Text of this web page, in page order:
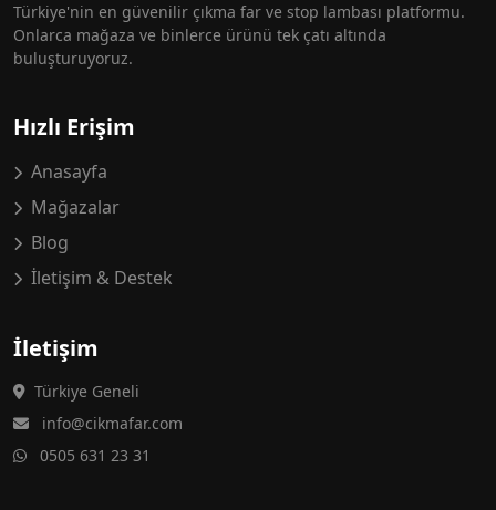
Türkiye'nin en güvenilir çıkma far ve stop lambası platformu.
Onlarca mağaza ve binlerce ürünü tek çatı altında
buluşturuyoruz.
Hızlı Erişim
Anasayfa
Mağazalar
Blog
İletişim & Destek
İletişim
Türkiye Geneli
info@cikmafar.com
0505 631 23 31